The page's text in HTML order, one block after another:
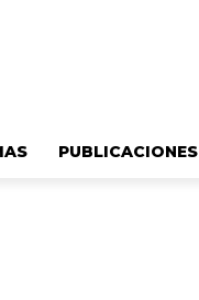
PUBLICACIONES